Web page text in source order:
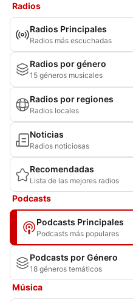
Radios
Radios Principales
Radios más escuchadas
Radios por género
15 géneros musicales
Radios por regiones
Radios locales
Noticias
Radios noticiosas
Recomendadas
Lista de las mejores radios
Podcasts
Podcasts Principales
Podcasts más populares
Podcasts por Género
18 géneros temáticos
Música